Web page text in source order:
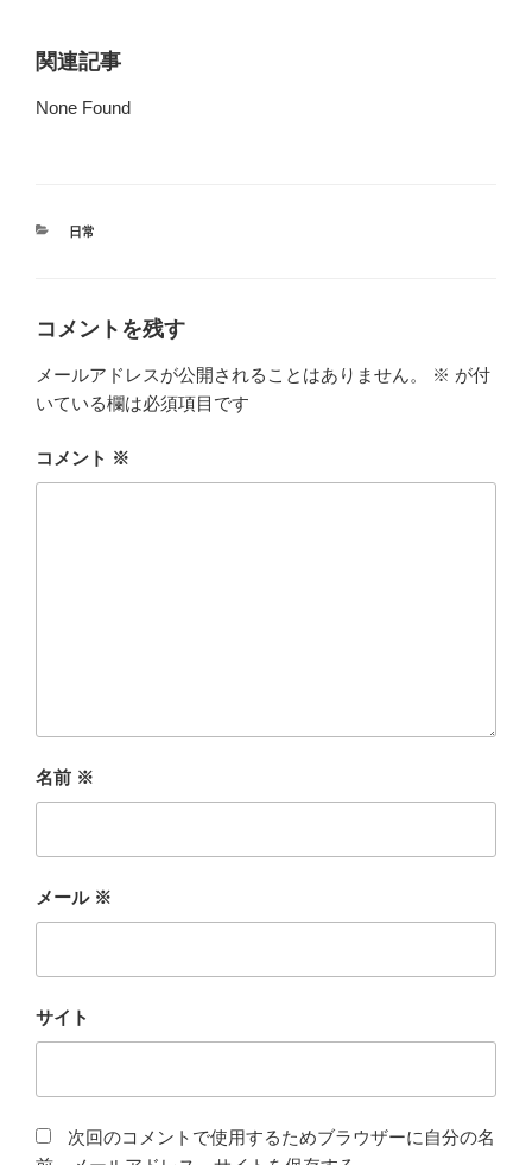
関連記事
None Found
カ
日常
コメントを残す
メールアドレスが公開されることはありません。 ※ が付
いている欄は必須項目です
コメント ※
名前 ※
メール ※
サイト
次回のコメントで使用するためブラウザーに自分の名